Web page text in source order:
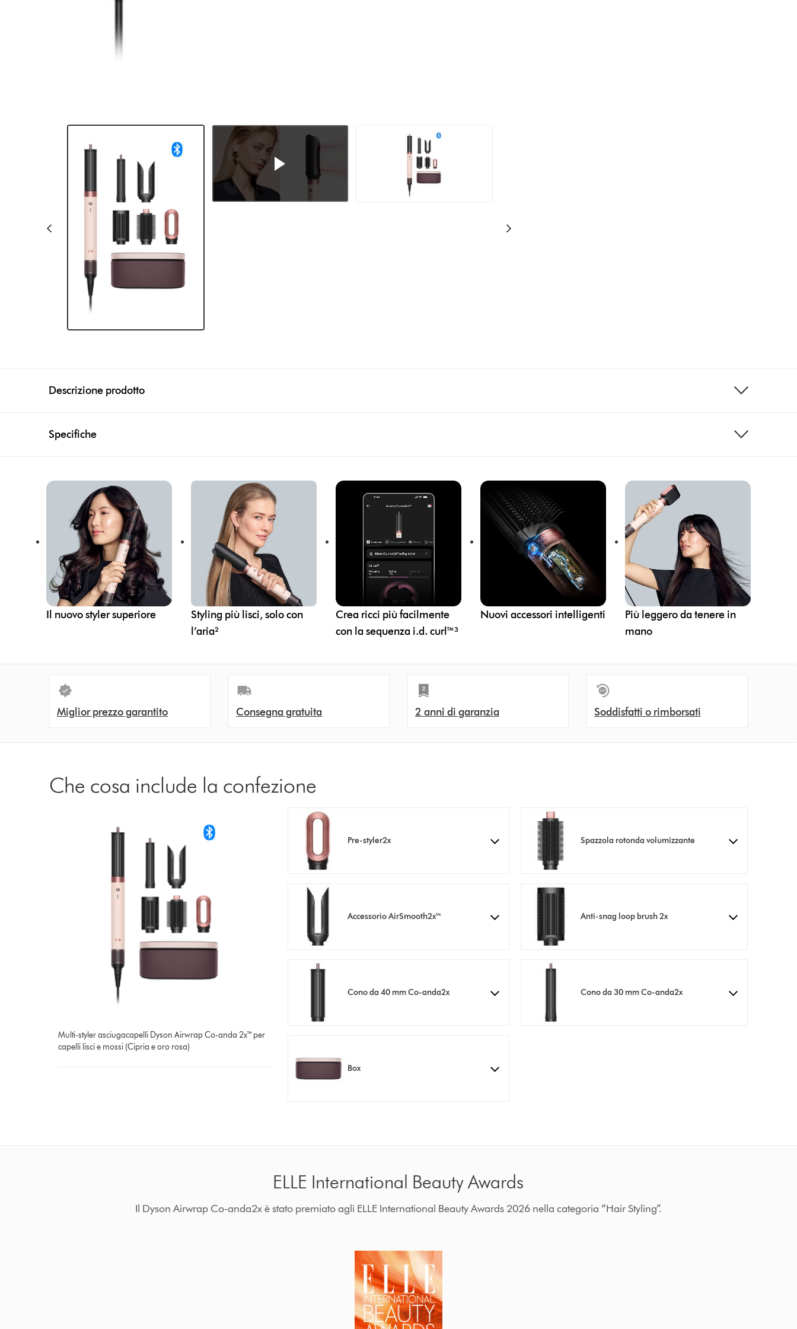
Descrizione prodotto
Specifiche
Il nuovo styler superiore
Styling più lisci, solo con
l’aria²
Crea ricci più facilmente
con la sequenza i.d. curl™³
Nuovi accessori intelligenti
Più leggero da tenere in
mano
Miglior prezzo garantito Consegna gratuita 2 anni di garanzia Soddisfatti o rimborsati
Che cosa include la confezione
Multi-styler asciugacapelli Dyson Airwrap Co-anda 2x™ per
capelli lisci e mossi (Cipria e oro rosa)
Pre-styler2x
Accessorio AirSmooth2x™
Cono da 40 mm Co-anda2x
Box
Spazzola rotonda volumizzante
Anti-snag loop brush 2x
Cono da 30 mm Co-anda2x
ELLE International Beauty Awards
Il Dyson Airwrap Co-anda2x è stato premiato agli ELLE International Beauty Awards 2026 nella categoria “Hair Styling”.